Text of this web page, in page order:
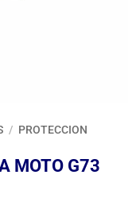
/ PROTECCION
MOTO G73